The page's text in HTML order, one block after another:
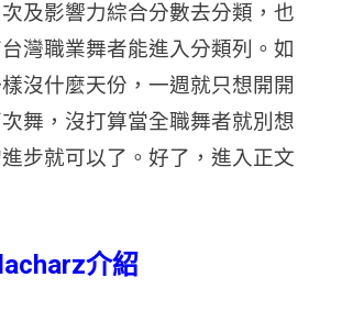
及影響力綜合分數去分類，也
灣職業舞者能進入分類列。如
沒什麼天份，一週就只想開開
舞，沒打算當全職舞者就別想
步就可以了。好了，進入正文
介紹